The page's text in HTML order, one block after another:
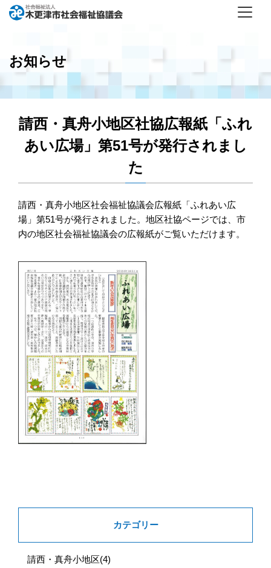
お知らせ
請西・真舟小地区社協広報紙「ふれ
あい広場」第51号が発行されまし
た
請西・真舟小地区社会福祉協議会広報紙「ふれあい広
場」第51号が発行されました。 地区社協ページでは、市
内の地区社会福祉協議会の広報紙がご覧いただけます。
カテゴリー
請西・真舟小地区(4)